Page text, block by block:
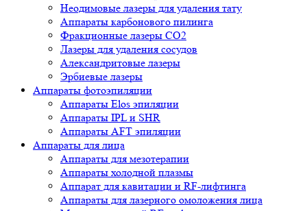
Неодимовые лазеры для удаления тату
Аппараты карбонового пилинга
Фракционные лазеры CO2
Лазеры для удаления сосудов
Александритовые лазеры
Эрбиевые лазеры
Аппараты фотоэпиляции
Аппараты Elos эпиляции
Аппараты IPL и SHR
Аппараты AFT эпиляции
Аппараты для лица
Аппараты для мезотерапии
Аппараты холодной плазмы
Аппарат для кавитации и RF-лифтинга
Аппараты для лазерного омоложения лица